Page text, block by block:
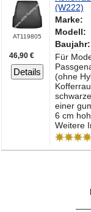
AT119805
46,90 €
Details
(W222)
Marke:
Modell:
Baujahr:
Für
(ohne
einer
6 cm
Weitere